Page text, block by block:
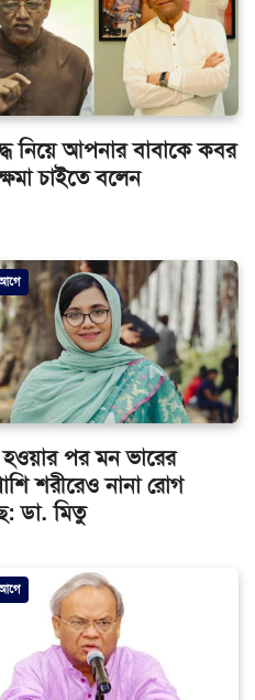
নিয়ে আপনার বাবাকে কবর
চাইতে বলেন
পর মন ভারের
শরীরেও নানা রোগ
ডা. মিতু